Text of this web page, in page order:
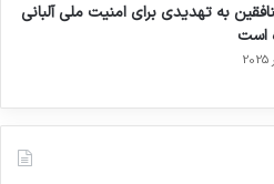
به تهدیدی برای امنیت ملی آلبانی
است